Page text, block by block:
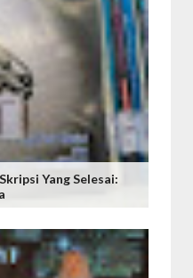
Yang Selesai: